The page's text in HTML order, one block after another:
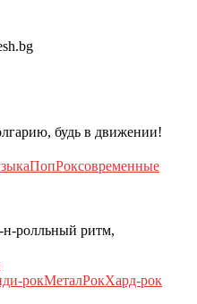
будь в движении!
ПопРоксовременные
н-ролльный ритм,
рокМеталРокХард-рок